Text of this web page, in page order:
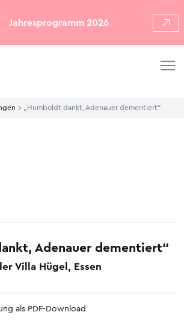
Jahresprogramm 2026
„Humboldt dankt, Adenauer dementiert“
Adenauer dementiert“
Villa Hügel, Essen
als PDF-Download